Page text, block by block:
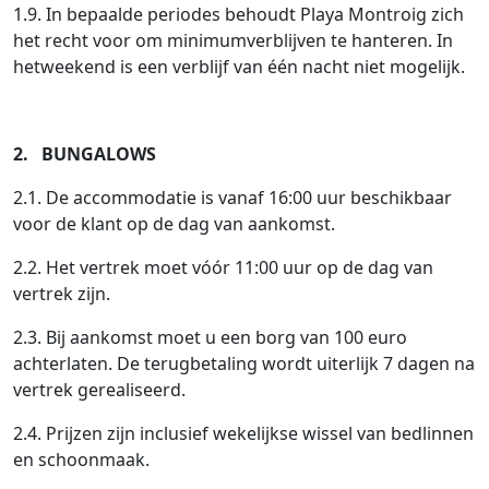
1.9. In bepaalde periodes behoudt Playa Montroig zich
het recht voor om minimumverblijven te hanteren. In
hetweekend is een verblijf van één nacht niet mogelijk.
2. BUNGALOWS
2.1. De accommodatie is vanaf 16:00 uur beschikbaar
voor de klant op de dag van aankomst.
2.2. Het vertrek moet vóór 11:00 uur op de dag van
vertrek zijn.
2.3. Bij aankomst moet u een borg van 100 euro
achterlaten. De terugbetaling wordt uiterlijk 7 dagen na
vertrek gerealiseerd.
2.4. Prijzen zijn inclusief wekelijkse wissel van bedlinnen
en schoonmaak.